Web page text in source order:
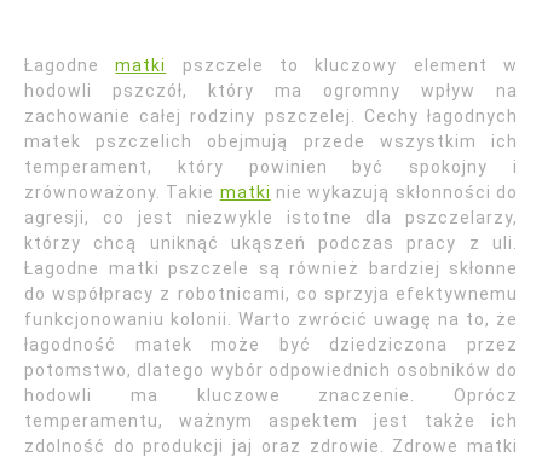
Łagodnematki
pszczele to kluczowy element w
hodowli pszczół, który ma ogromny wpływ na
zachowanie całej rodziny pszczelej. Cechy łagodnych
matek pszczelich obejmują przede wszystkim ich
temperament, który powinien być spokojny i
zrównoważony. Takie matki nie wykazują skłonności do
agresji, co jest niezwykle istotne dla pszczelarzy,
którzy chcą uniknąć ukąszeń podczas pracy z uli.
Łagodne matki pszczele są również bardziej skłonne
do współpracy z robotnicami, co sprzyja efektywnemu
funkcjonowaniu kolonii. Warto zwrócić uwagę na to, że
łagodność matek może być dziedziczona przez
potomstwo, dlatego wybór odpowiednich osobników do
hodowli ma kluczowe znaczenie. Oprócz
temperamentu, ważnym aspektem jest także ich
zdolność do produkcji jaj oraz zdrowie. Zdrowe matki